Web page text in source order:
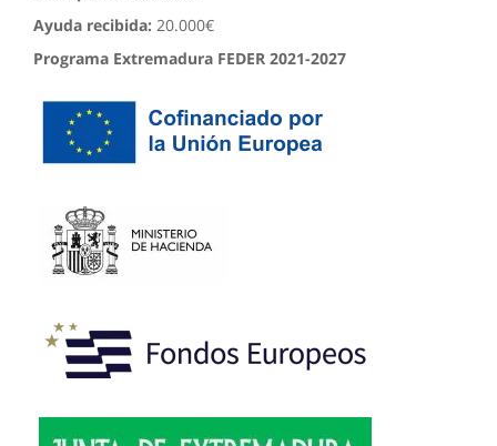
Ayuda recibida: 20.000€
Programa Extremadura FEDER 2021-2027